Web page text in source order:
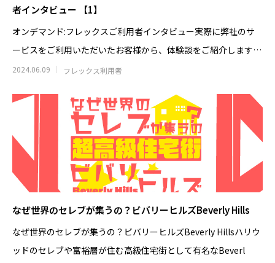
者インタビュー 【1】
オンデマンド:フレックスご利用者インタビュー実際に弊社のサ
ービスをご利用いただいたお客様から、体験談をご紹介します！
インタビュー
2024.06.09 フレックス利用者
なぜ世界のセレブが集うの？ビバリーヒルズBeverly Hills
なぜ世界のセレブが集うの？ビバリーヒルズBeverly Hillsハリウ
ッドのセレブや富裕層が住む高級住宅街として有名なBeverl